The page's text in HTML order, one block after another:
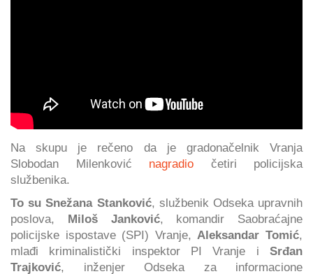
Na skupu je rečeno da je gradonačelnik Vranja
Slobodan Milenković nagradio četiri policijska
službenika.
To su Snežana Stanković, službenik Odseka upravnih
poslova, Miloš Janković, komandir Saobraćajne
policijske ispostave (SPI) Vranje, Aleksandar Tomić,
mlađi kriminalistički inspektor PI Vranje i Srđan
Trajković, inženjer Odseka za informacione